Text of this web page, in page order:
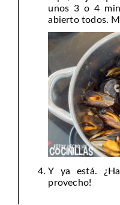
unos 3 o 4
abierto todos.
Y ya está.
provecho!